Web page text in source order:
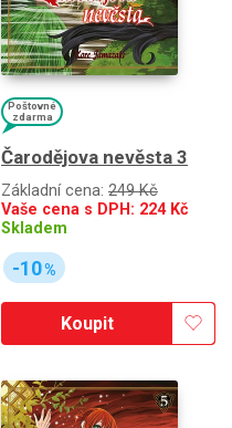
Poštovné
zdarma
Čarodějova nevěsta 3
Základní cena: 249 Kč
Vaše cena s DPH: 224Kč
Skladem
-10%
Koupit